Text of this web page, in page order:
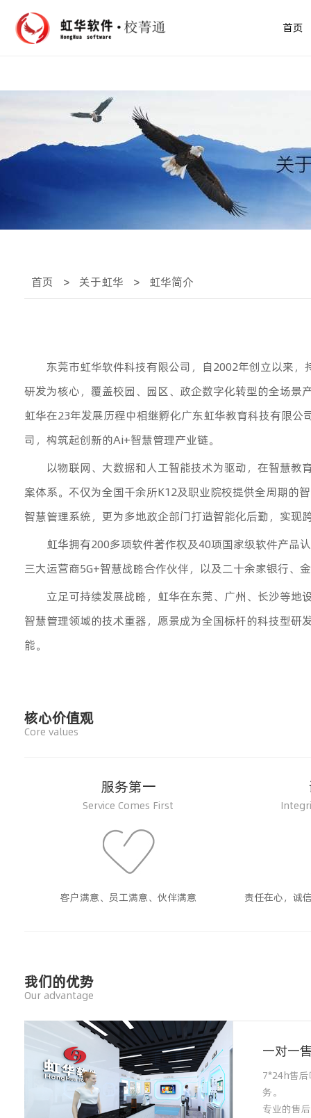
首页
首页 > 关于虹华 > 虹华简介
东莞市虹华软件科技有限公司，自2002年创立以来
研发为核心，覆盖校园、园区、政企数字化转型的全场景
虹华在23年发展历程中相继孵化广东虹华教育科技有限
司，构筑起创新的Ai+智慧管理产业链。
以物联网、大数据和人工智能技术为驱动，在智慧
案体系。不仅为全国千余所K12及职业院校提供全周期的
智慧管理系统，更为多地政企部门打造智能化后勤，实现
虹华拥有200多项软件著作权及40项国家级软件产品
三大运营商5G+智慧战略合作伙伴，以及二十余家银行、
立足可持续发展战略，虹华在东莞、广州、长沙等
智慧管理领域的技术重器，愿景成为全国标杆的科技型研
能。
核心价值观
Core values
服务第一
Service Comes First
客户满意、员工满意、伙伴满意 责任在心，诚
我们的优势
Our advantage
一对一
7*24h售
务。
专业的售